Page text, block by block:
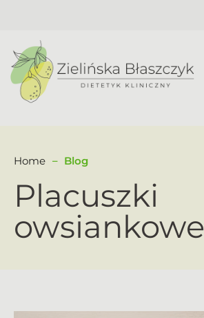
Home Blog
Placuszki
owsiankowe